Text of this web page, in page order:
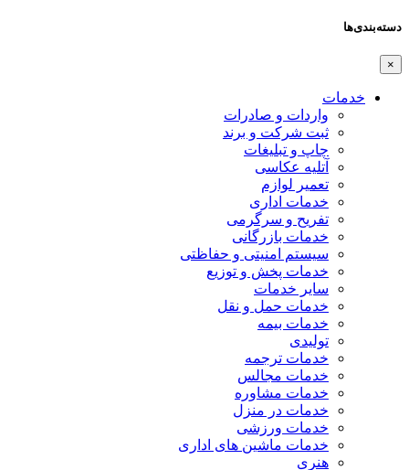
دسته‌بندی‌ها
×
خدمات
واردات و صادرات
ثبت شرکت و برند
چاپ و تبلیغات
آتلیه عکاسی
تعمیر لوازم
خدمات اداری
تفریح و سرگرمی
خدمات بازرگانی
سیستم امنیتی و حفاظتی
خدمات پخش و توزیع
سایر خدمات
خدمات حمل و نقل
خدمات بیمه
تولیدی
خدمات ترجمه
خدمات مجالس
خدمات مشاوره
خدمات در منزل
خدمات ورزشی
خدمات ماشین های اداری
هنری